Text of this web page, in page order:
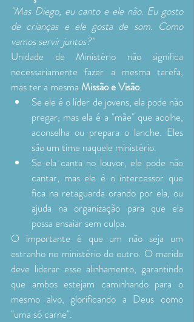
"Mas Diego, eu canto e ele não. Eu gosto
de crianças e ele gosta de som. Como
vamos servir juntos?"
Unidade de Ministério não significa
necessariamente fazer a mesma tarefa,
mas ter a mesma Missão e Visão.
Se ele é o líder de jovens, ela pode não
pregar, mas ela é a "mãe" que acolhe,
aconselha ou prepara o lanche. Eles
são um time naquele ministério.
Se ela canta no louvor, ele pode não
cantar, mas ele é o intercessor que
fica na retaguarda orando por ela, ou
ajuda na organização para que ela
possa ensaiar sem culpa.
O importante é que um não seja um
estranho no ministério do outro. O marido
deve liderar esse alinhamento, garantindo
que ambos estejam caminhando para o
mesmo alvo, glorificando a Deus como
"uma só carne".